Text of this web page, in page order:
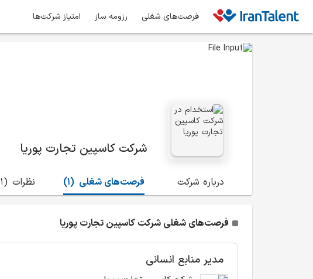
فرصت‌های شغلی رزومه ساز امتیاز شرکت‌ها
شرکت کاسپین تجارت پوریا
درباره شرکت (1) فرصت‌های شغلی (1) نظرات
فرصت‌های شغلی شرکت کاسپین تجارت پوریا
مدیر منابع انسانی